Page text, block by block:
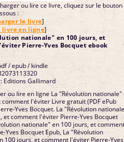
ou lire ce livre, cliquez sur le bouton
:
le livre]
livre en ligne]
nationale" en 100 jours, et
Pierre-Yves Bocquet ebook
/ epub / kindle
Editions Gallimard
ou lire en ligne La "Révolution nationale"
comment l'éviter Livre gratuit (PDF ePub
Yves Bocquet. La "Révolution
et comment l'éviter Pierre-Yves Bocquet
nationale" en 100 jours, et
Yves Bocquet Epub, La "Révolution
100 jours, et comment l'éviter Pierre-Yves